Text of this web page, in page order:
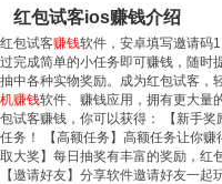
红包试客ios赚钱介绍
红包试客赚钱软件，安卓填写邀请码
过完成简单的小任务即可赚钱，随时
抽中各种实物奖励。成为红包试客，
机赚钱软件、赚钱应用，拥有更大量
包试客赚钱，你可以获得： 【新手
任务！ 【高额任务】高额任务让你
取大奖】每日抽奖有丰富的奖励，红
【邀请好友】分享软件邀请好友一起